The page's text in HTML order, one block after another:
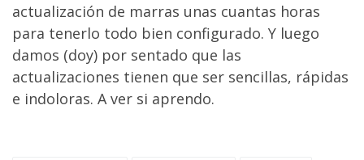
actualización de marras unas cuantas horas
para tenerlo todo bien configurado. Y luego
damos (doy) por sentado que las
actualizaciones tienen que ser sencillas, rápidas
e indoloras. A ver si aprendo.